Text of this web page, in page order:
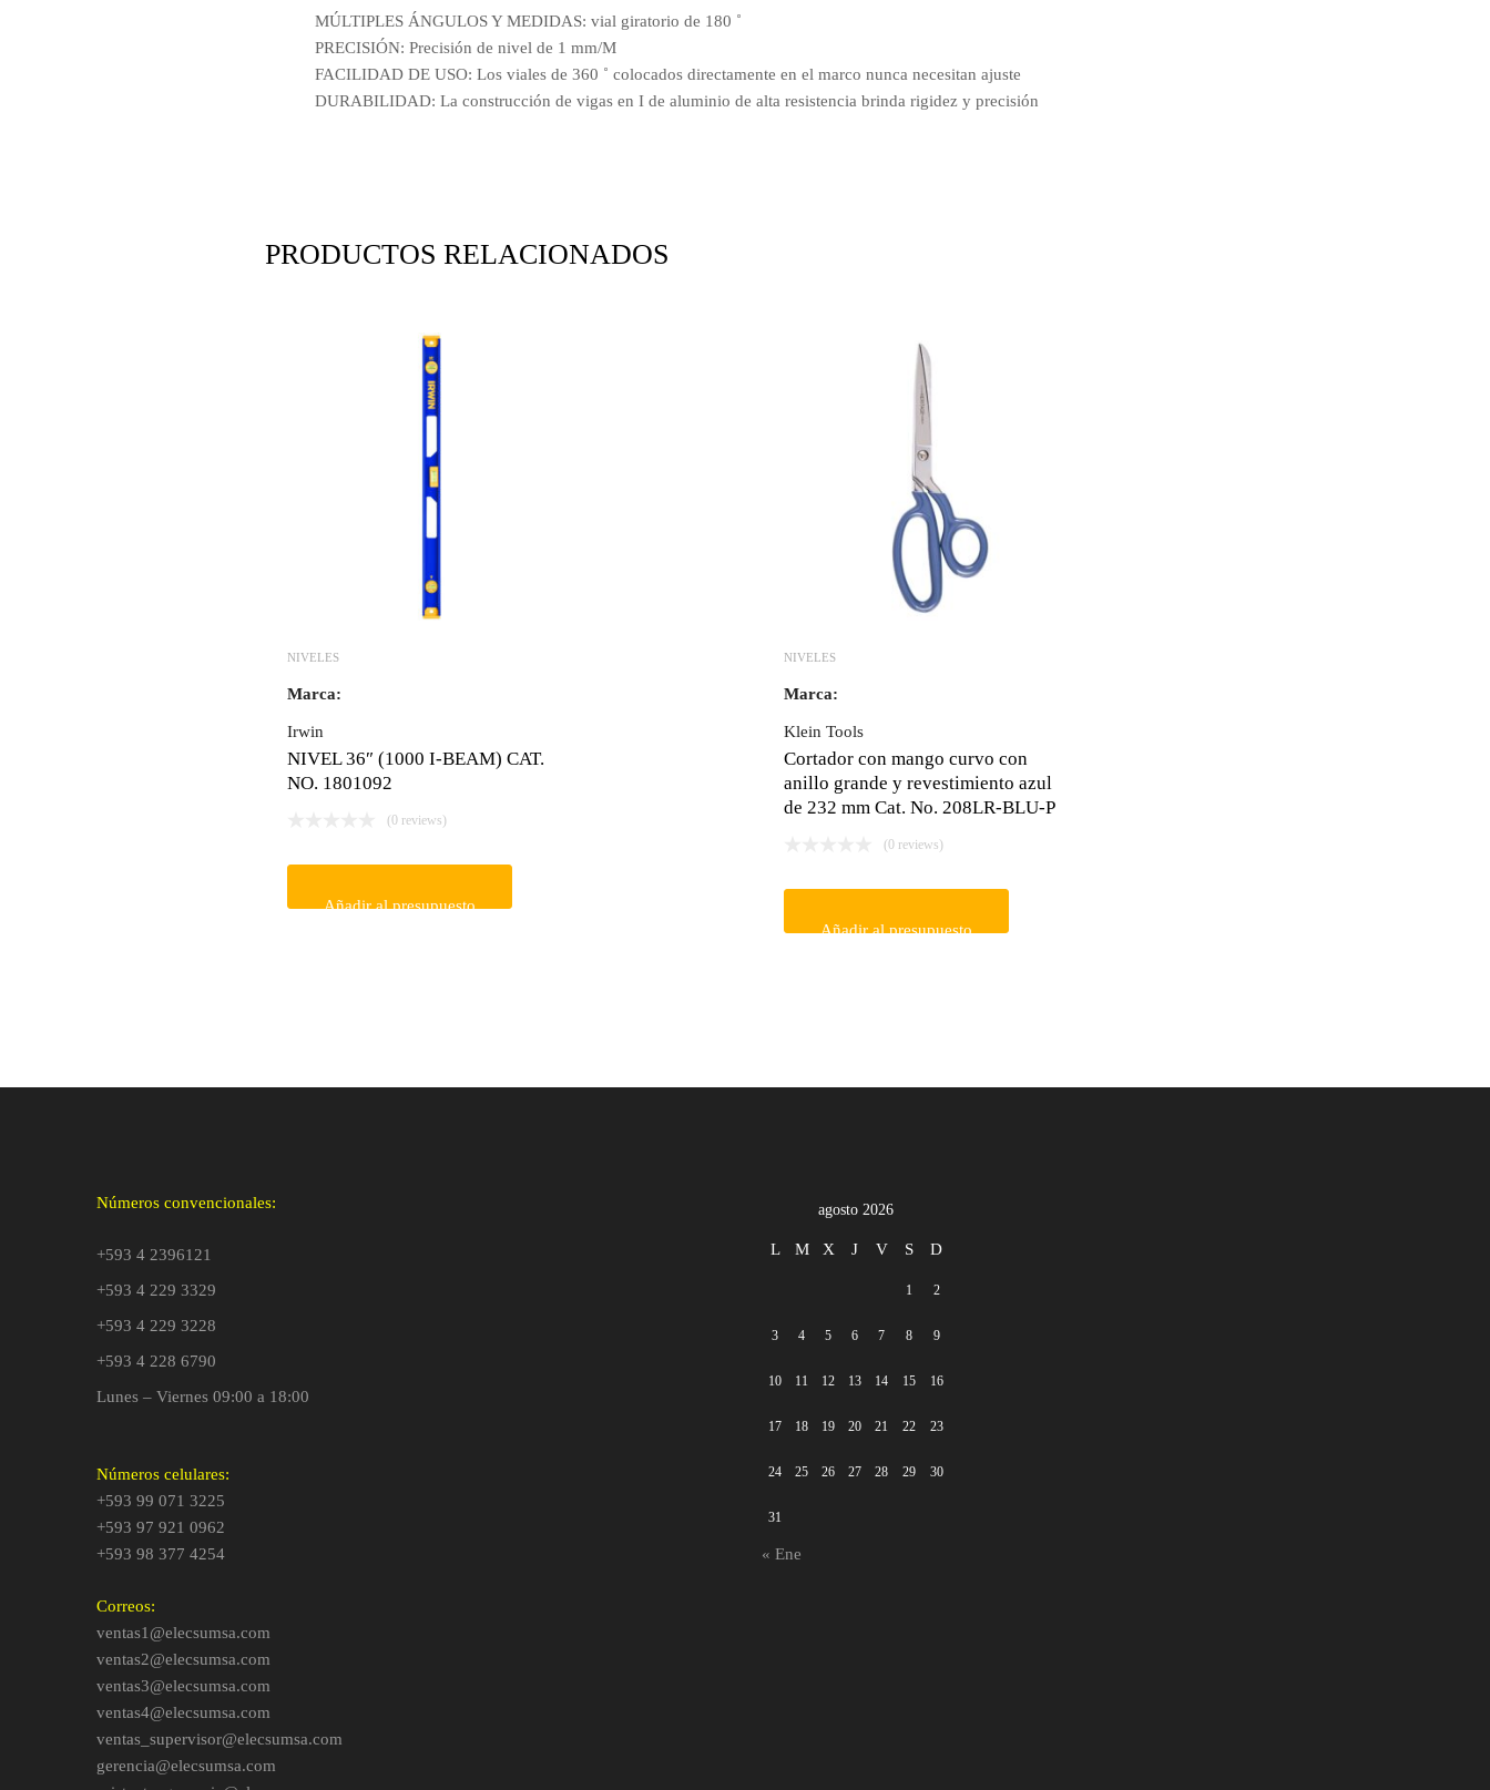
MÚLTIPLES ÁNGULOS Y MEDIDAS: vial giratorio de 180 ˚
PRECISIÓN: Precisión de nivel de 1 mm/M
FACILIDAD DE USO: Los viales de 360 ​​˚ colocados directamente en el marco nunca necesitan ajuste
DURABILIDAD: La construcción de vigas en I de aluminio de alta resistencia brinda rigidez y precisión
PRODUCTOS RELACIONADOS
NIVELES
Marca:
Irwin
NIVEL 36″ (1000 I-BEAM) CAT.
NO. 1801092
(0 reviews)
Añadir al presupuesto
NIVELES
Marca:
Klein Tools
Cortador con mango curvo con
anillo grande y revestimiento azul
de 232 mm Cat. No. 208LR-BLU-P
(0 reviews)
Añadir al presupuesto
Números convencionales:
+593 4 2396121
+593 4 229 3329
+593 4 229 3228
+593 4 228 6790
Lunes – Viernes 09:00 a 18:00
Números celulares:
+593 99 071 3225
+593 97 921 0962
+593 98 377 4254
Correos:
ventas1@elecsumsa.com
ventas2@elecsumsa.com
ventas3@elecsumsa.com
ventas4@elecsumsa.com
ventas_supervisor@elecsumsa.com
gerencia@elecsumsa.com
agosto 2026
L M X J V S D
1 2
3 4 5 6 7 8 9
10 11 12 13 14 15 16
17 18 19 20 21 22 23
24 25 26 27 28 29 30
31
« Ene